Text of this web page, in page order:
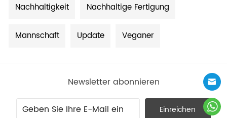
Nachhaltigkeit Nachhaltige Fertigung
Mannschaft Update Veganer
Newsletter abonnieren
Einreichen